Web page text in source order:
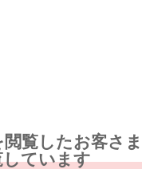
閲覧したお客さ
ています